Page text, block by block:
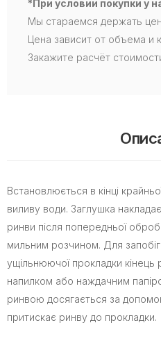
*При условии покупки у
Мы стараемся держать
Цена зависит от объема и
Закажите расчёт
Встановлюється в кінці
виливу води. Заглушка
ринви після попередньої
мильним розчином. Для
ущільнюючої прокладки кінець
напилком або наждачним
ринвою досягається за
притискає ринву до прокладки.